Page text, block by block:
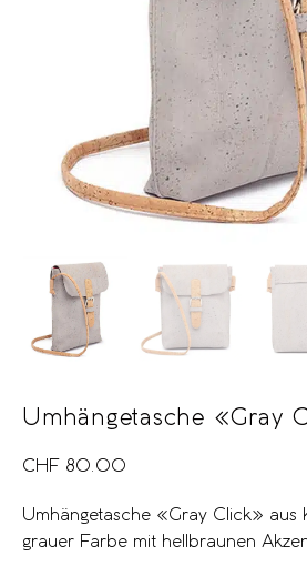
Umhängetasche «Gray
CHF 80.00
Umhängetasche «Gray Click» aus
grauer Farbe mit hellbraunen